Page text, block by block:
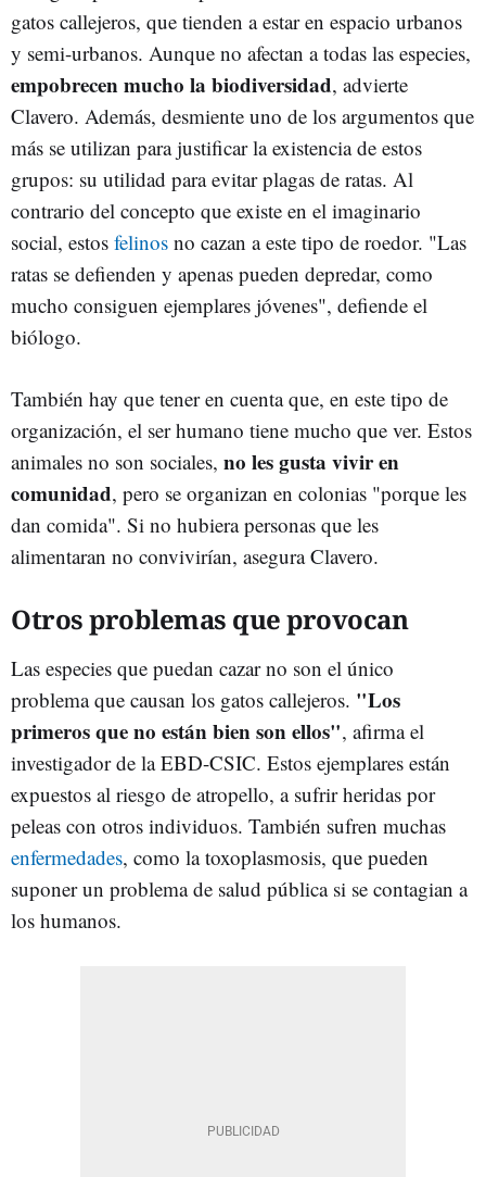
gatos callejeros, que tienden a estar en espacio urbanos
y semi-urbanos. Aunque no afectan a todas las especies,
empobrecen mucho la biodiversidad, advierte
Clavero. Además, desmiente uno de los argumentos que
más se utilizan para justificar la existencia de estos
grupos: su utilidad para evitar plagas de ratas. Al
contrario del concepto que existe en el imaginario
social, estos felinos no cazan a este tipo de roedor. "Las
ratas se defienden y apenas pueden depredar, como
mucho consiguen ejemplares jóvenes", defiende el
biólogo.
También hay que tener en cuenta que, en este tipo de
organización, el ser humano tiene mucho que ver. Estos
animales no son sociales, no les gusta vivir en
comunidad, pero se organizan en colonias "porque les
dan comida". Si no hubiera personas que les
alimentaran no convivirían, asegura Clavero.
Otros problemas que provocan
Las especies que puedan cazar no son el único
problema que causan los gatos callejeros. "Los
primeros que no están bien son ellos", afirma el
investigador de la EBD-CSIC. Estos ejemplares están
expuestos al riesgo de atropello, a sufrir heridas por
peleas con otros individuos. También sufren muchas
enfermedades, como la toxoplasmosis, que pueden
suponer un problema de salud pública si se contagian a
los humanos.